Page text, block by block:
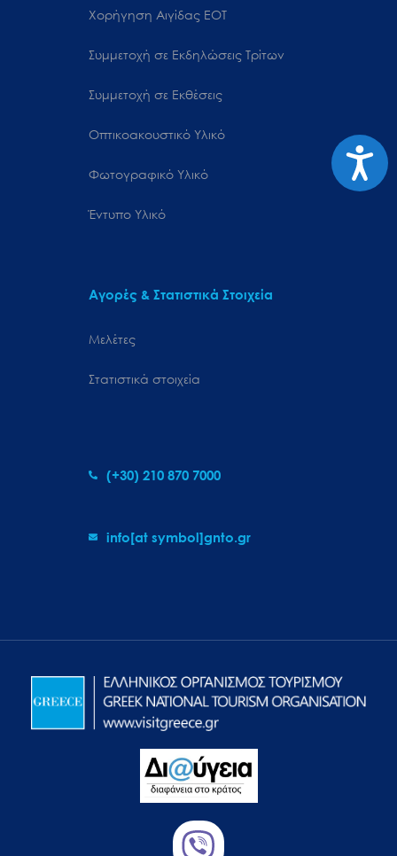
Χορήγηση Αιγίδας ΕΟΤ
Συμμετοχή σε Εκδηλώσεις Τρίτων
Συμμετοχή σε Εκθέσεις
Οπτικοακουστικό Υλικό
Φωτογραφικό Υλικό
Έντυπο Υλικό
Αγορές & Στατιστικά Στοιχεία
Μελέτες
Στατιστικά στοιχεία
(+30) 210 870 7000
info[at symbol]gnto.gr